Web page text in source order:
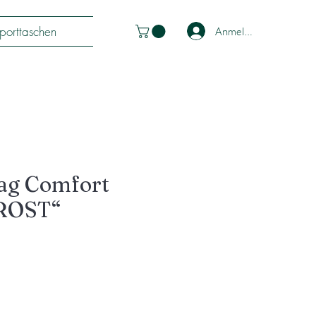
Anmelden
Comfort